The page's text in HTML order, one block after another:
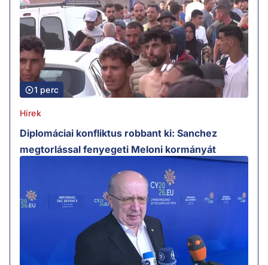
1 perc
Hírek
Diplomáciai konfliktus robbant ki: Sanchez
megtorlással fenyegeti Meloni kormányát